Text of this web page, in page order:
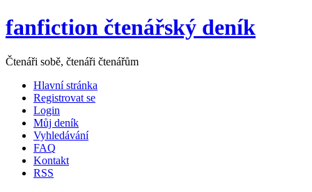
fanfiction čtenářský deník
Čtenáři sobě, čtenáři čtenářům
Hlavní stránka
Registrovat se
Login
Můj deník
Vyhledávání
FAQ
Kontakt
RSS